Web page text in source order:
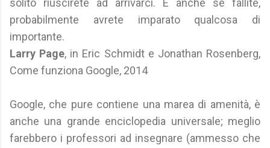
solito riuscirete ad arrivarci. E anche se fallite,
probabilmente avrete imparato qualcosa di
importante.
Larry Page, in Eric Schmidt e Jonathan Rosenberg,
Come funziona Google, 2014
Google, che pure contiene una marea di amenità, è
anche una grande enciclopedia universale; meglio
farebbero i professori ad insegnare (ammesso che